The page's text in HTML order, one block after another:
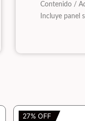
Contenido /
Incluye panel
27% OFF